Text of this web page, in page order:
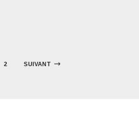
2 SUIVANT